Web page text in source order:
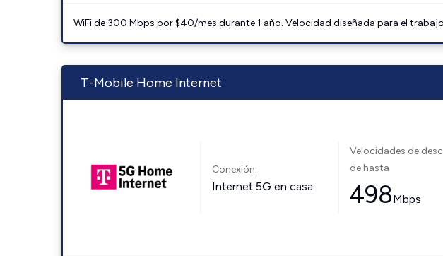
WiFi de 300 Mbps por $40/mes durante 1 año. Velocidad diseñada para el
T-Mobile Home Internet
Conexión:
Internet 5G en casa
Velocidades de
de hasta
498Mbps